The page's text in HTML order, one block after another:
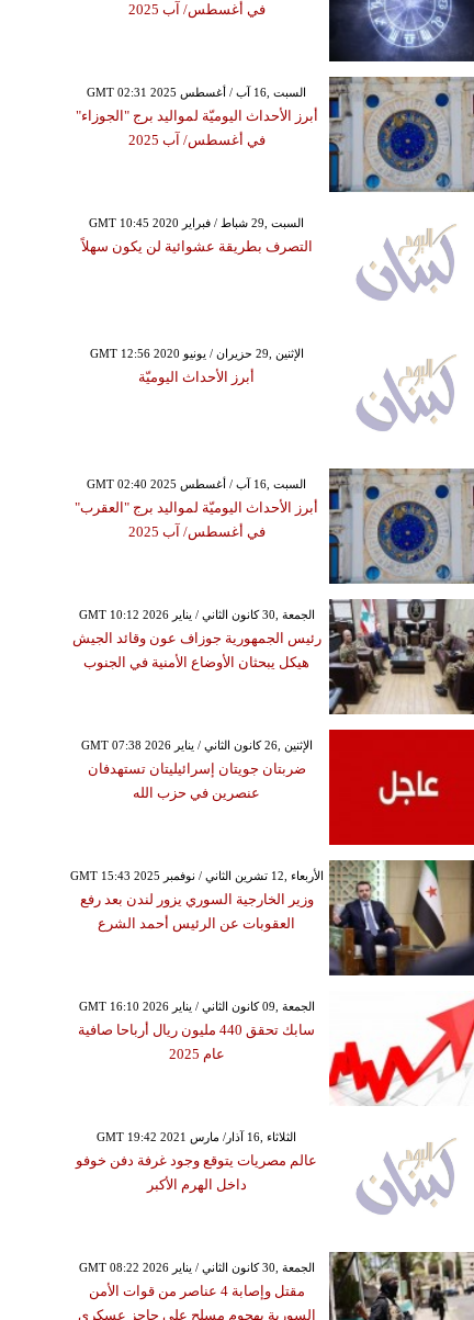
في أغسطس/ آب 2025
GMT 02:31 2025 السبت ,16 آب / أغسطس
أبرز الأحداث اليوميّة لمواليد برج "الجوزاء"
في أغسطس/ آب 2025
GMT 10:45 2020 السبت ,29 شباط / فبراير
التصرف بطريقة عشوائية لن يكون سهلاً
GMT 12:56 2020 الإثنين ,29 حزيران / يونيو
أبرز الأحداث اليوميّة
GMT 02:40 2025 السبت ,16 آب / أغسطس
أبرز الأحداث اليوميّة لمواليد برج "العقرب"
في أغسطس/ آب 2025
GMT 10:12 2026 الجمعة ,30 كانون الثاني / يناير
رئيس الجمهورية جوزاف عون وقائد الجيش
هيكل يبحثان الأوضاع الأمنية في الجنوب
GMT 07:38 2026 الإثنين ,26 كانون الثاني / يناير
ضربتان جويتان إسرائيليتان تستهدفان
عنصرين في حزب الله
GMT 15:43 2025 الأربعاء ,12 تشرين الثاني / نوفمبر
وزير الخارجية السوري يزور لندن بعد رفع
العقوبات عن الرئيس أحمد الشرع
GMT 16:10 2026 الجمعة ,09 كانون الثاني / يناير
سابك تحقق 440 مليون ريال أرباحا صافية
عام 2025
GMT 19:42 2021 الثلاثاء ,16 آذار/ مارس
عالم مصريات يتوقع وجود غرفة دفن خوفو
داخل الهرم الأكبر
GMT 08:22 2026 الجمعة ,30 كانون الثاني / يناير
مقتل وإصابة 4 عناصر من قوات الأمن
السورية بهجوم مسلح على حاجز عسكري